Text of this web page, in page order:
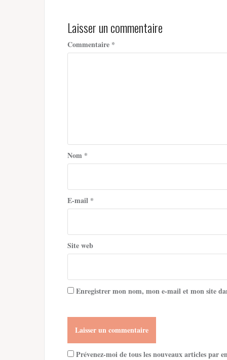
Laisser un commentaire
Commentaire *
Nom *
E-mail *
Site web
Enregistrer mon nom, mon e-mail et mon site
Prévenez-moi de tous les nouveaux articles par